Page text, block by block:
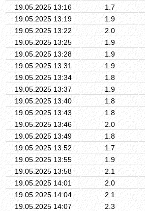
19.05.2025 13:16
1.7
19.05.2025 13:19
1.9
19.05.2025 13:22
2.0
19.05.2025 13:25
1.9
19.05.2025 13:28
1.9
19.05.2025 13:31
1.9
19.05.2025 13:34
1.8
19.05.2025 13:37
1.9
19.05.2025 13:40
1.8
19.05.2025 13:43
1.8
19.05.2025 13:46
2.0
19.05.2025 13:49
1.8
19.05.2025 13:52
1.7
19.05.2025 13:55
1.9
19.05.2025 13:58
2.1
19.05.2025 14:01
2.0
19.05.2025 14:04
2.1
19.05.2025 14:07
2.3